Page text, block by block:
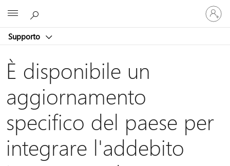
Supporto
Accedi
con
il
account
È disponibile un
aggiornamento
specifico del paese per
integrare l'addebito